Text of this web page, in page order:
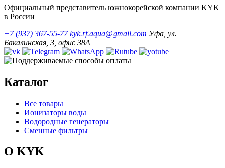
Официальный представитель южнокорейской компании KYK
в России
+7 (937) 367-55-77 kyk.rf.aqua@gmail.com Уфа, ул.
Бакалинская, 3, офис 38А
Каталог
Все товары
Ионизаторы воды
Водородные генераторы
Сменные фильтры
О KYK